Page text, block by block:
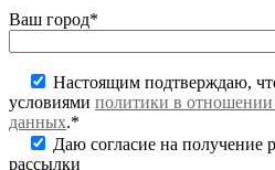
Ваш город*
Настоящим подтверждаю,
условиями политики в отношении
данных.*
Даю согласие на
рассылки